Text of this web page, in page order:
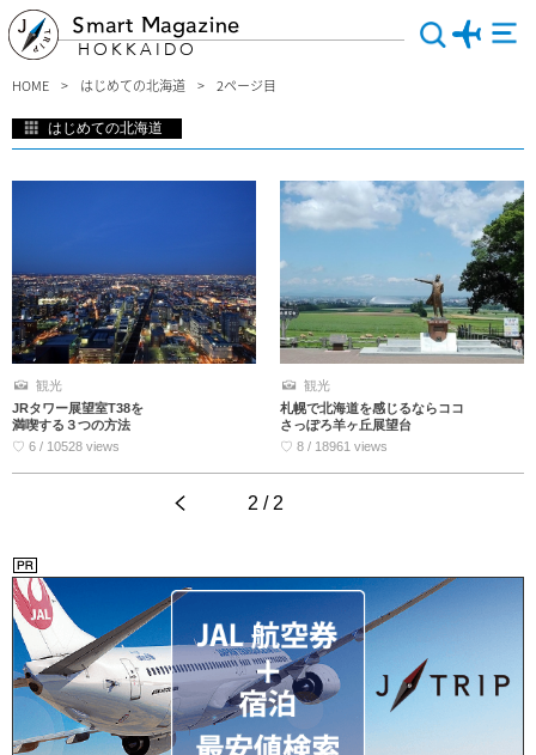
Smart Magazine
HOKKAIDO
HOME はじめての北海道 2ページ目
はじめての北海道
道ならではの美しい景色を眺めながら、絶品グルメや定番観光地を巡り散策を楽し
む♪初めての北海道だからこそ、行くべき場所がたくさんあります。北海道初心者
観光
JRタワー展望室T38を
満喫する３つの方法
♡ 6 / 10528 views
観光
札幌で北海道を感じるならココ
さっぽろ羊ヶ丘展望台
♡ 8 / 18961 views
2 / 2